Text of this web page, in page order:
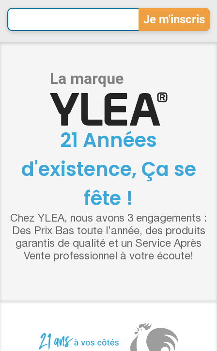
21 Années
d'existence, Ça se
fête !
Chez YLEA, nous avons 3 engagements :
Des Prix Bas toute l’année, des produits
garantis de qualité et un Service Après
Vente professionnel à votre écoute!